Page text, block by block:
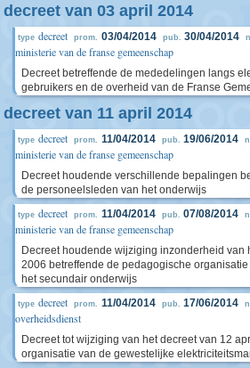
decreet van 03 april 2014
type decreet prom. 03/04/2014 pub. 30/04/2014
ministerie van de franse gemeenschap
Decreet betreffende de mededelingen langs
gebruikers en de overheid van de Franse
decreet van 11 april 2014
type decreet prom. 11/04/2014 pub. 19/06/2014
ministerie van de franse gemeenschap
Decreet houdende verschillende bepalingen
de personeelsleden van het onderwijs
type decreet prom. 11/04/2014 pub. 07/08/2014
ministerie van de franse gemeenschap
Decreet houdende wijziging inzonderheid van
2006 betreffende de pedagogische
het secundair onderwijs
type decreet prom. 11/04/2014 pub. 17/06/2014
overheidsdienst
Decreet tot wijziging van het decreet van 12
organisatie van de gewestelijke